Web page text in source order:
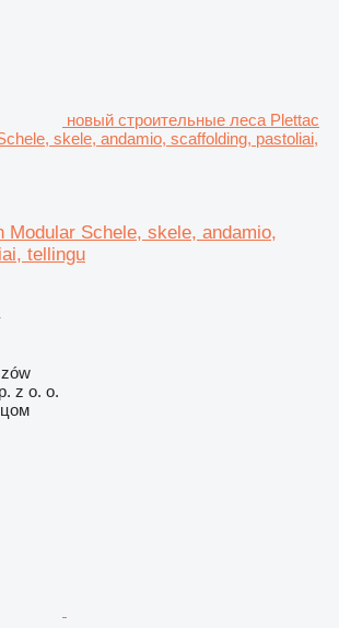
новый строительные леса Plettac
skele, andamio, scaffolding, pastoliai,
Modular Schele, skele, andamio,
tellingu
z o. o.